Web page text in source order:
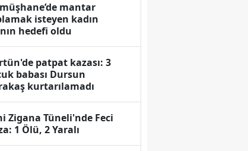
mantar
isteyen kadın
hedefi oldu
patpat kazası: 3
babası Dursun
kurtarılamadı
Zigana Tüneli'nde Feci
1 Ölü, 2 Yaralı